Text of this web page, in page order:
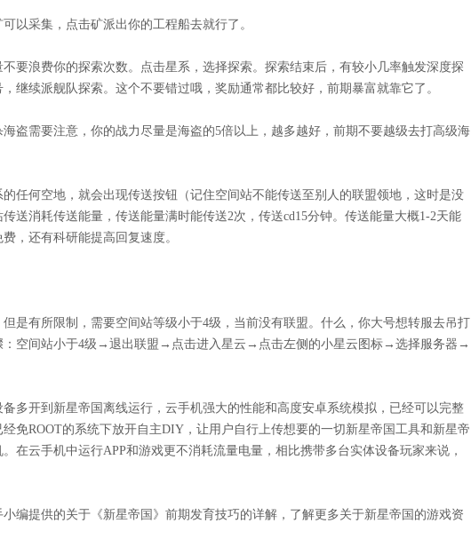
以采集，点击矿派出你的工程船去就行了。
要浪费你的探索次数。点击星系，选择探索。探索结束后，有较小几率触发深度探
继续派舰队探索。这个不要错过哦，奖励通常都比较好，前期暴富就靠它了。
盗需要注意，你的战力尽量是海盗的5倍以上，越多越好，前期不要越级去打高级海
任何空地，就会出现传送按钮（记住空间站不能传送至别人的联盟领地，这时是没
送消耗传送能量，传送能量满时能传送2次，传送cd15分钟。传送能量大概1-2天能
，还有科研能提高回复速度。
是有所限制，需要空间站等级小于4级，当前没有联盟。什么，你大号想转服去吊打
：空间站小于4级→退出联盟→点击进入星云→点击左侧的小星云图标→选择服务器→
多开到新星帝国离线运行，云手机强大的性能和高度安卓系统模拟，已经可以完整
免ROOT的系统下放开自主DIY，让用户自行上传想要的一切新星帝国工具和新星帝
在云手机中运行APP和游戏更不消耗流量电量，相比携带多台实体设备玩家来说，
编提供的关于《新星帝国》前期发育技巧的详解，了解更多关于新星帝国的游戏资